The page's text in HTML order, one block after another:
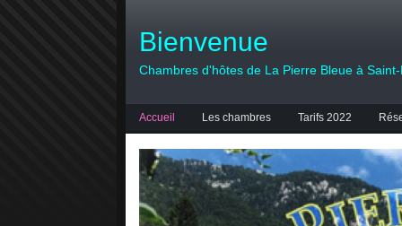
Bienvenue
Chambres d'hôtes de La Pierre Bleue à
Accueil Les chambres Tarifs 2022